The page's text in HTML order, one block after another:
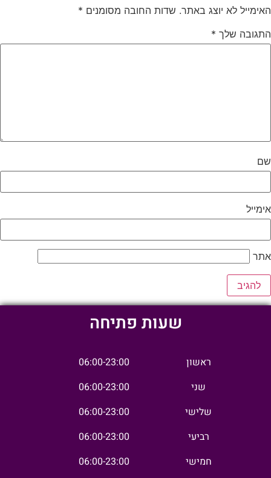
האימייל לא יוצג באתר. שדות החובה מסומנים *
התגובה שלך *
שם
אימייל
אתר
שעות פתיחה
ראשון
שני
שלישי
רביעי
חמישי
06:00-23:00
06:00-23:00
06:00-23:00
06:00-23:00
06:00-23:00